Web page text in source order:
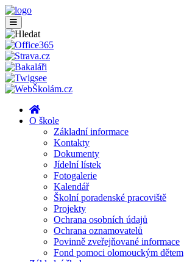
O škole
Základní informace
Kontakty
Dokumenty
Jídelní lístek
Fotogalerie
Kalendář
Školní poradenské pracoviště
Projekty
Ochrana osobních údajů
Ochrana oznamovatelů
Povinně zveřejňované informace
Fond pomoci olomouckým dětem